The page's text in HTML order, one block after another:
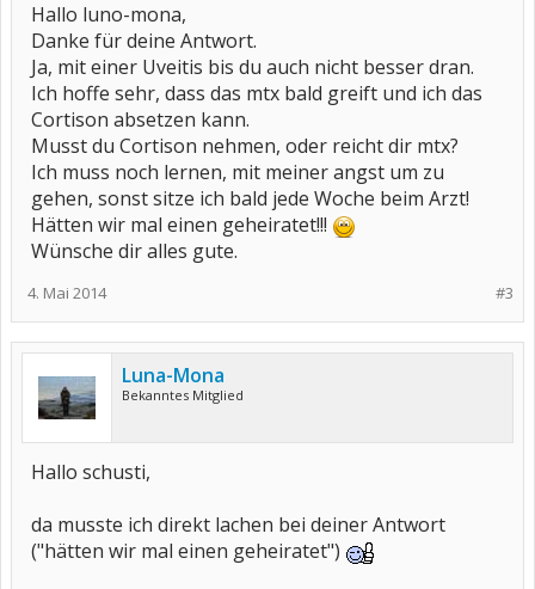
Hallo luno-mona,
Danke für deine Antwort.
Ja, mit einer Uveitis bis du auch nicht besser dran.
Ich hoffe sehr, dass das mtx bald greift und ich das
Cortison absetzen kann.
Musst du Cortison nehmen, oder reicht dir mtx?
Ich muss noch lernen, mit meiner angst um zu
gehen, sonst sitze ich bald jede Woche beim Arzt!
Hätten wir mal einen geheiratet!!!
Wünsche dir alles gute.
#3
4. Mai 2014
Luna-Mona
Bekanntes Mitglied
Hallo schusti,
da musste ich direkt lachen bei deiner Antwort
("hätten wir mal einen geheiratet")